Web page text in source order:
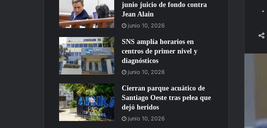
junio juicio de fondo contra
Jean Alain
junio 10, 2026
SNS amplía horarios en
centros de primer nivel y
diagnósticos
junio 10, 2026
Cierran parque acuático de
Santiago Oeste tras pelea que
dejó heridos
junio 10, 2026